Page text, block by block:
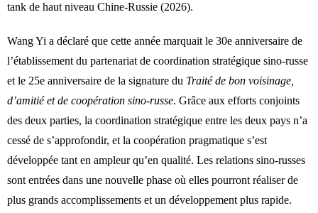
tank de haut niveau Chine-Russie (2026).
Wang Yi a déclaré que cette année marquait le 30e anniversaire de
l’établissement du partenariat de coordination stratégique sino-russe
et le 25e anniversaire de la signature du Traité de bon voisinage,
d’amitié et de coopération sino-russe. Grâce aux efforts conjoints
des deux parties, la coordination stratégique entre les deux pays n’a
cessé de s’approfondir, et la coopération pragmatique s’est
développée tant en ampleur qu’en qualité. Les relations sino-russes
sont entrées dans une nouvelle phase où elles pourront réaliser de
plus grands accomplissements et un développement plus rapide.